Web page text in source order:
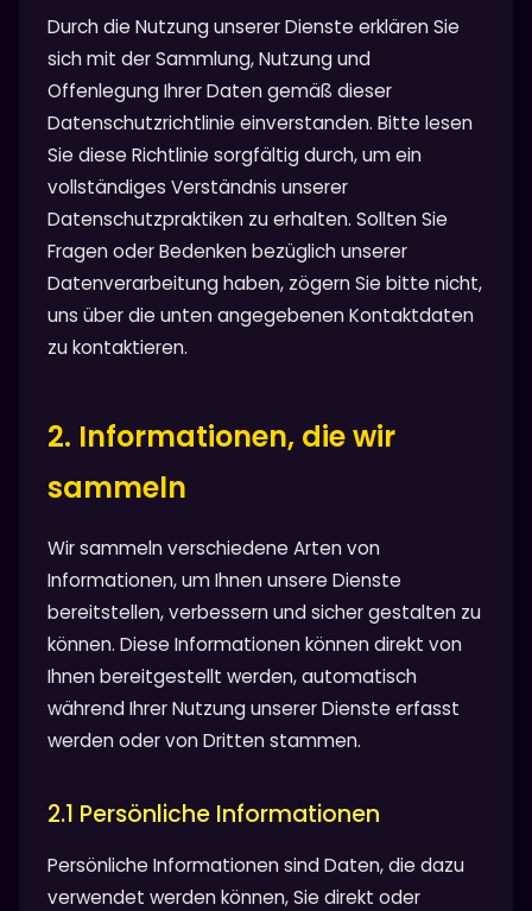
Durch die Nutzung unserer Dienste erklären Sie
sich mit der Sammlung, Nutzung und
Offenlegung Ihrer Daten gemäß dieser
Datenschutzrichtlinie einverstanden. Bitte lesen
Sie diese Richtlinie sorgfältig durch, um ein
vollständiges Verständnis unserer
Datenschutzpraktiken zu erhalten. Sollten Sie
Fragen oder Bedenken bezüglich unserer
Datenverarbeitung haben, zögern Sie bitte nicht,
uns über die unten angegebenen Kontaktdaten
zu kontaktieren.
2. Informationen, die wir
sammeln
Wir sammeln verschiedene Arten von
Informationen, um Ihnen unsere Dienste
bereitstellen, verbessern und sicher gestalten zu
können. Diese Informationen können direkt von
Ihnen bereitgestellt werden, automatisch
während Ihrer Nutzung unserer Dienste erfasst
werden oder von Dritten stammen.
2.1 Persönliche Informationen
Persönliche Informationen sind Daten, die dazu
verwendet werden können, Sie direkt oder